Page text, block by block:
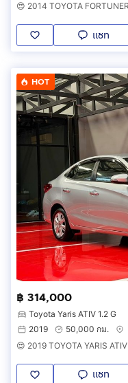
แชท
HOT
฿ 314,000
Toyota Yaris ATIV 1.2 G
2019
50,000 กม.
แชท